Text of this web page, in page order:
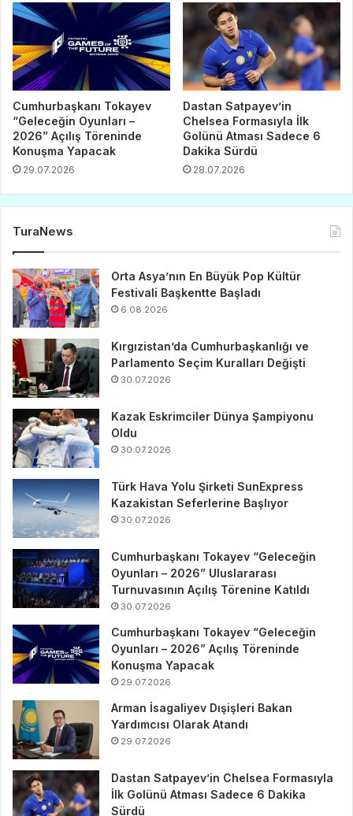
Cumhurbaşkanı Tokayev
“Geleceğin Oyunları –
2026” Açılış Töreninde
Konuşma Yapacak
29.07.2026
Dastan Satpayev’in
Chelsea Formasıyla İlk
Golünü Atması Sadece 6
Dakika Sürdü
28.07.2026
TuraNews
Orta Asya’nın En Büyük Pop Kültür
Festivali Başkentte Başladı
6.08.2026
Kırgızistan’da Cumhurbaşkanlığı ve
Parlamento Seçim Kuralları Değişti
30.07.2026
Kazak Eskrimciler Dünya Şampiyonu
Oldu
30.07.2026
Türk Hava Yolu Şirketi SunExpress
Kazakistan Seferlerine Başlıyor
30.07.2026
Cumhurbaşkanı Tokayev “Geleceğin
Oyunları – 2026” Uluslararası
Turnuvasının Açılış Törenine Katıldı
30.07.2026
Cumhurbaşkanı Tokayev “Geleceğin
Oyunları – 2026” Açılış Töreninde
Konuşma Yapacak
29.07.2026
Arman İsagaliyev Dışişleri Bakan
Yardımcısı Olarak Atandı
29.07.2026
Dastan Satpayev’in Chelsea Formasıyla
İlk Golünü Atması Sadece 6 Dakika
Sürdü